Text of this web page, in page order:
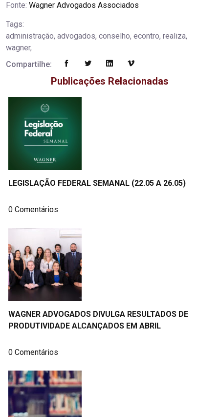
Fonte: Wagner Advogados Associados
Tags:
administração, advogados, conselho, econtro, realiza,
wagner,
Compartilhe:
Publicações Relacionadas
LEGISLAÇÃO FEDERAL SEMANAL (22.05 A 26.05)
0 Comentários
WAGNER ADVOGADOS DIVULGA RESULTADOS DE
PRODUTIVIDADE ALCANÇADOS EM ABRIL
0 Comentários